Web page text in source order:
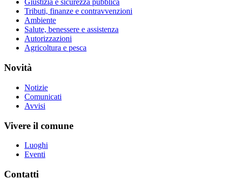
Giustizia e sicurezza pubblica
Tributi, finanze e contravvenzioni
Ambiente
Salute, benessere e assistenza
Autorizzazioni
Agricoltura e pesca
Novità
Notizie
Comunicati
Avvisi
Vivere il comune
Luoghi
Eventi
Contatti